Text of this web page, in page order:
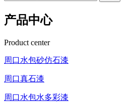
产品中心
Product center
周口水包砂仿石漆
周口真石漆
周口水包水多彩漆